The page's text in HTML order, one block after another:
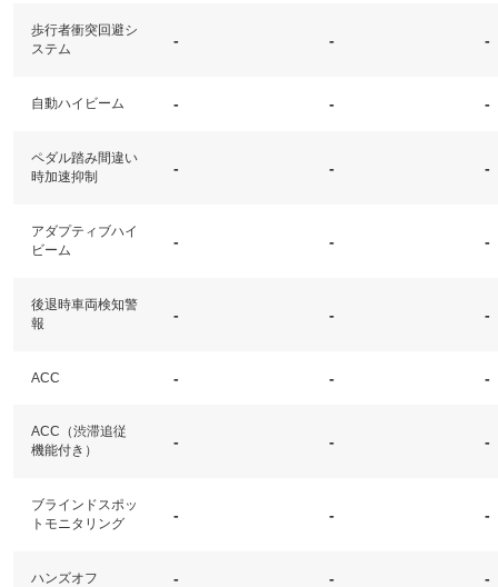
歩行者衝突回避シ
ステム
- - -
自動ハイビーム - - -
ペダル踏み間違い
時加速抑制
- - -
アダプティブハイ
ビーム
- - -
後退時車両検知警
報
- - -
ACC - - -
ACC（渋滞追従
機能付き）
- - -
ブラインドスポッ
トモニタリング
- - -
ハンズオフ - - -